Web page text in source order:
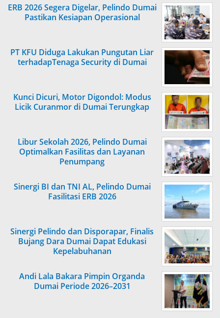
ERB 2026 Segera Digelar, Pelindo Dumai
Pastikan Kesiapan Operasional
PT KFU Diduga Lakukan Pungutan Liar
terhadapTenaga Security di Dumai
Kunci Dicuri, Motor Digondol: Modus
Licik Curanmor di Dumai Terungkap
Libur Sekolah 2026, Pelindo Dumai
Optimalkan Fasilitas dan Layanan
Penumpang
Sinergi BI dan TNI AL, Pelindo Dumai
Fasilitasi ERB 2026
Sinergi Pelindo dan Disporapar, Finalis
Bujang Dara Dumai Dapat Edukasi
Kepelabuhanan
Andi Lala Bakara Pimpin Organda
Dumai Periode 2026–2031